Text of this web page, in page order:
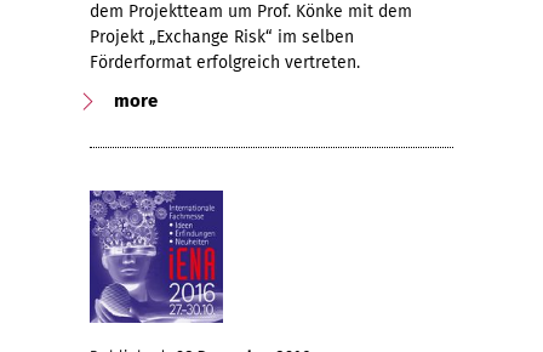
dem Projektteam um Prof. Könke mit dem
Projekt „Exchange Risk“ im selben
Förderformat erfolgreich vertreten.
more